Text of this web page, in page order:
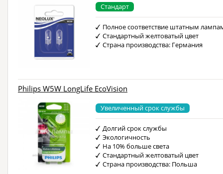
Стандарт
Полное соответствие штатным
Стандартный желтоватый цвет
Страна производства: Германия
Philips W5W LongLife EcoVision
Увеличенный срок службы
Долгий срок службы
Экологичность
На 10% больше света
Стандартный желтоватый цвет
Страна производства: Польша